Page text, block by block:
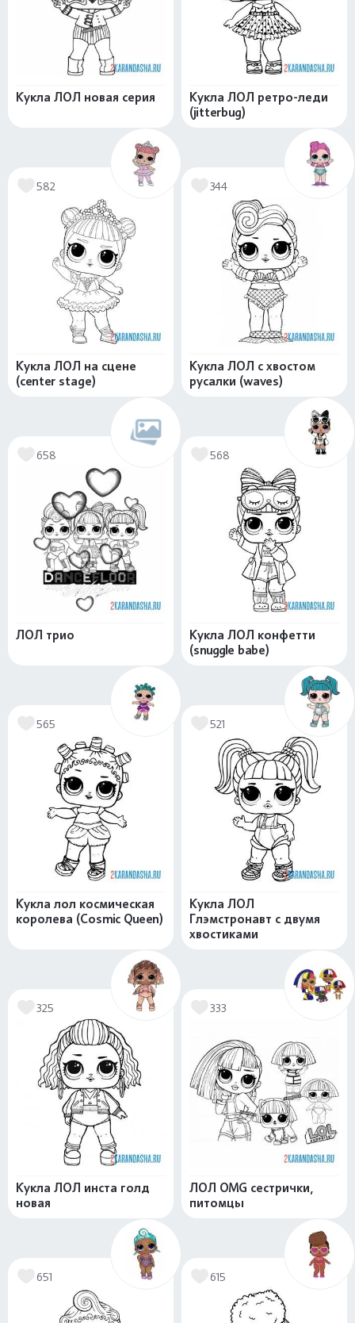
Кукла ЛОЛ новая серия
Кукла ЛОЛ ретро-леди
(jitterbug)
582
Кукла ЛОЛ на сцене
(center stage)
344
Кукла ЛОЛ с хвостом
русалки (waves)
658
ЛОЛ трио
568
Кукла ЛОЛ конфетти
(snuggle babe)
565
Кукла лол космическая
королева (Cosmic Queen)
521
Кукла ЛОЛ
Глэмстронавт с двумя
хвостиками
325
Кукла ЛОЛ инста голд
новая
333
ЛОЛ OMG сестрички,
питомцы
651 615